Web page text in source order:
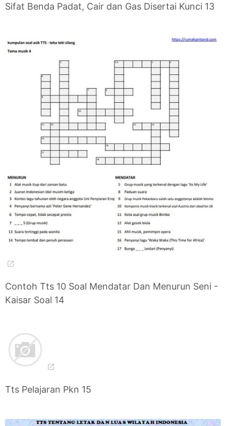
Sifat Benda Padat, Cair dan Gas Disertai Kunci 13
Contoh Tts 10 Soal Mendatar Dan Menurun Seni -
Kaisar Soal 14
Tts Pelajaran Pkn 15